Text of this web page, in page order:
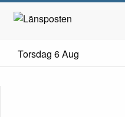
Torsdag 6 Aug